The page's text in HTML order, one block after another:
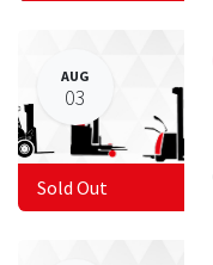
AUG
03
Sold Out